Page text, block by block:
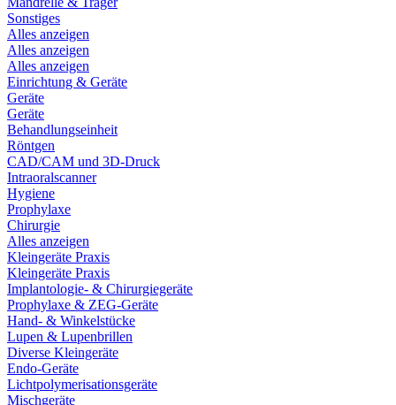
Sonstiges
Alles anzeigen
Alles anzeigen
Alles anzeigen
Einrichtung & Geräte
Geräte
Geräte
Behandlungseinheit
Röntgen
CAD/CAM und 3D-Druck
Intraoralscanner
Hygiene
Prophylaxe
Chirurgie
Alles anzeigen
Kleingeräte Praxis
Kleingeräte Praxis
Implantologie- & Chirurgiegeräte
Prophylaxe & ZEG-Geräte
Hand- & Winkelstücke
Lupen & Lupenbrillen
Diverse Kleingeräte
Endo-Geräte
Lichtpolymerisationsgeräte
Mischgeräte